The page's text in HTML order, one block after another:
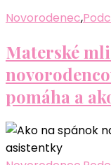
Novorodenec,
Materské
pomáha a